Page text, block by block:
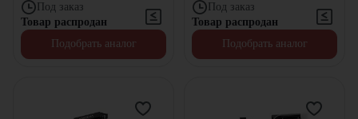
Под заказ
Товар распродан
Подобрать аналог
Под заказ
Товар распродан
Подобрать аналог